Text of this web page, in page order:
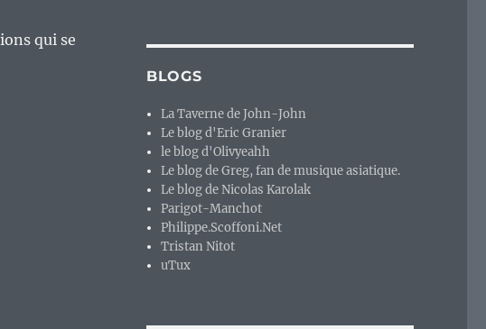
qui se
? Bonus n°4 : vouloir faire « cavalier seul », maladie du logiciel
BLOGS
La Taverne de John-John
Le blog d'Eric Granier
le blog d'Olivyeahh
Le blog de Greg, fan de musique asiatique.
Le blog de Nicolas Karolak
Parigot-Manchot
Philippe.Scoffoni.Net
Tristan Nitot
uTux